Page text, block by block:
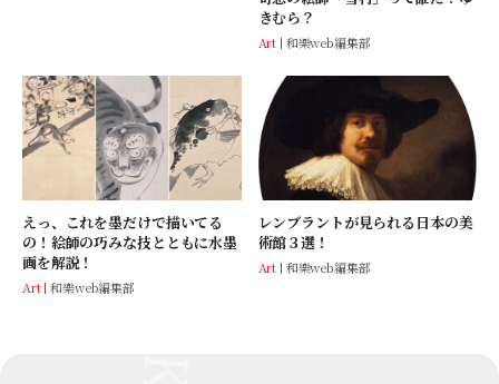
きむら？
Art 和樂web編集部
えっ、これを墨だけで描いてる
の！絵師の巧みな技とともに水墨
画を解説！
Art 和樂web編集部
レンブラントが見られる日本の美
術館３選！
Art 和樂web編集部